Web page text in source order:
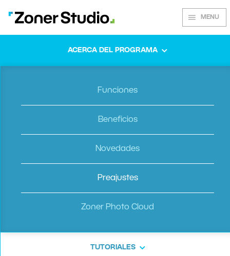
MENU
ACERCA DEL PROGRAMA
Funciones
Beneficios
Novedades
Preajustes
Zoner Photo Cloud
TUTORIALES
Presets de
Zoner Studio